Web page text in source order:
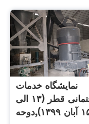
نمایشگاه خدمات
ساختمانی قطر (۱۳ الی